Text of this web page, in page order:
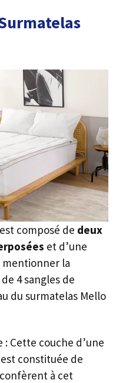
composé de deux
et d’une
mentionner la
4 sangles de
du surmatelas Mello
: Cette couche d’une
constituée de
à cet